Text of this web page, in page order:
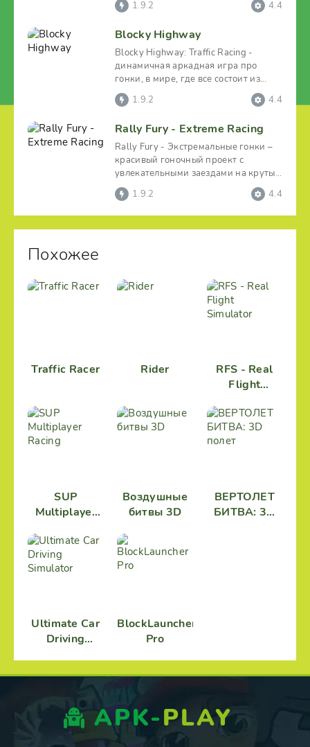
1.9.2 4.4
Blocky Highway
Blocky Highway: Traffic Racing -
динамичная аркадная игра про
гонки, в мире, где все состоит из
блоков. Сами же гонки
1.9.2 4.4
Rally Fury - Extreme Racing
Rally Fury - Экстремальные гонки –
красивый гоночный проект с
увлекательными заездами на крутых
ралли по разным
1.9.2 4.4
Похожее
Traffic Racer Rider
RFS - Real
Flight
SUP
Multiplayer
Воздушные
битвы 3D
ВЕРТОЛЕТ
БИТВА: 3D
Ultimate Car
Driving
BlockLauncher
Pro
APK-PLAY